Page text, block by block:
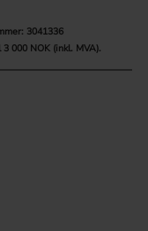
3041336
000 NOK (inkl. MVA).